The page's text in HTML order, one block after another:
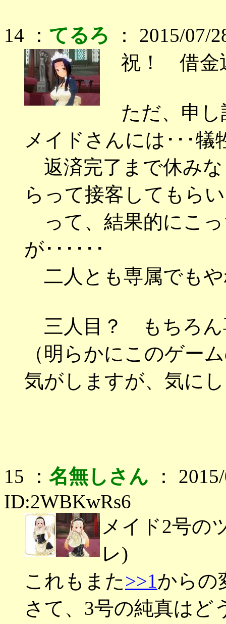
14 ： てるろ ： 2015/07/
祝！ 借金
ただ、申し
メイドさんには･･･
返済完了まで休みな
らって接客してもら
って、結果的にこ
が･･････
二人とも専属でも
三人目？ もちろん
（明らかにこのゲー
気がしますが、気に
15 ： 名無しさん ：
ID:2WBKwRs6
メイド2号の
レ)
これもまた>>1からの
さて、3号の純真はど